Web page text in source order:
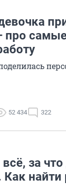
про
52 434 322
за
найти